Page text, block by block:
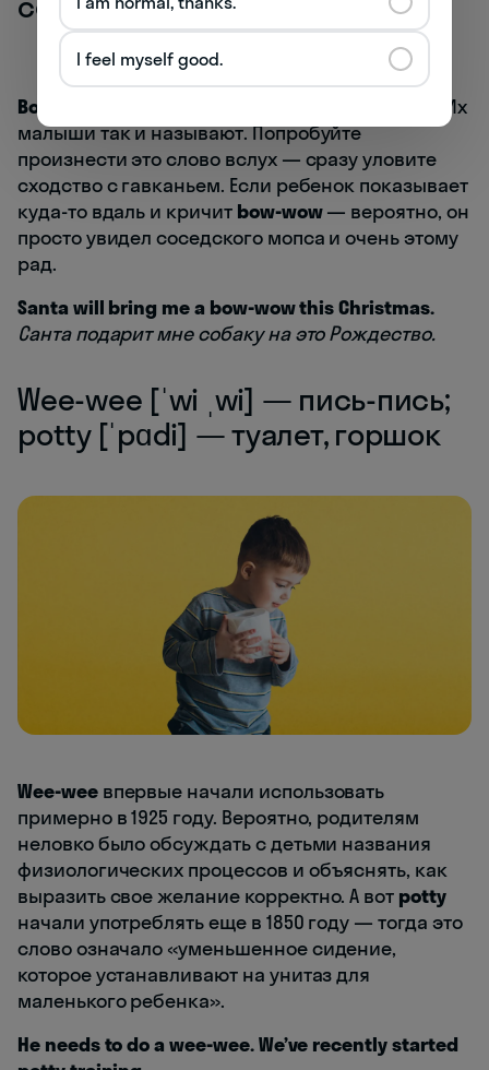
Bow-wow
— это «гав-гав», то есть лай собаки. Их
малыши так и называют. Попробуйте
произнести это слово вслух — сразу уловите
сходство с гавканьем. Если ребенок показывает
куда-то вдаль и кричитbow-wow— вероятно, он
просто увидел соседского мопса и очень этому
рад.
Santa will bring me a bow-wow this Christmas.
Санта подарит мне собаку на это Рождество.
Wee-wee [ˈwi ˌwi] — пись-пись;
potty [ˈpɑdi] — туалет, горшок
Wee-wee впервые начали использовать
примерно в 1925 году. Вероятно, родителям
неловко было обсуждать с детьми названия
физиологических процессов и объяснять, как
выразить свое желание корректно. А вот potty
начали употреблять еще в 1850 году — тогда это
слово означало «уменьшенное сидение,
которое устанавливают на унитаз для
маленького ребенка».
He needs to do a wee-wee. We’ve recently started
I feel myself good.